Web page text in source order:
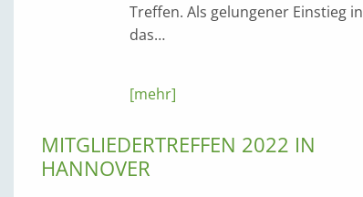
Treffen. Als gelungener Einstieg in
das…
[mehr]
MITGLIEDERTREFFEN 2022 IN
HANNOVER